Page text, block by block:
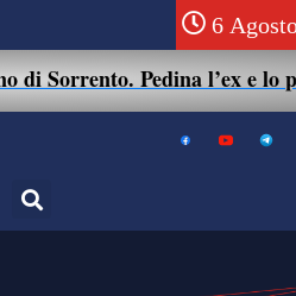
6
Sorrento. Pedina l’ex e lo